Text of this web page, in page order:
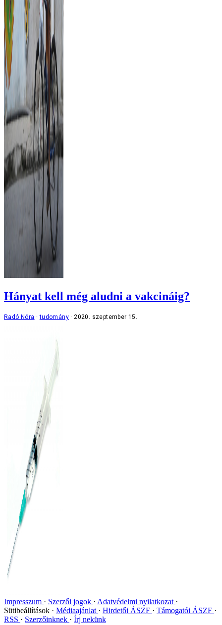
Hányat kell még aludni a vakcináig?
Radó Nóra tudomány 2020. szeptember 15.
Impresszum Szerzői jogok
Adatvédelmi nyilatkozat
Sütibeállítások
Médiaajánlat Hirdetői ÁSZF
Támogatói ÁSZF
RSS
Szerzőinknek Írj nekünk